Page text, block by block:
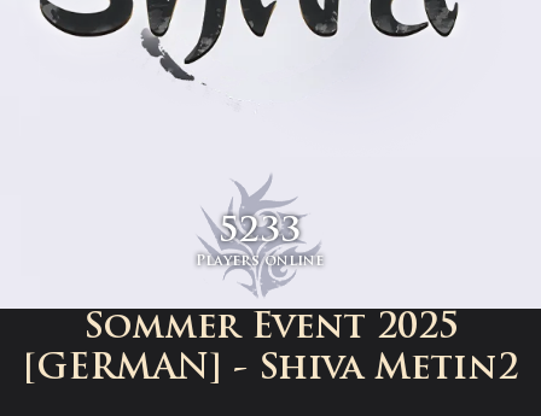
5233
Players online
Sommer Event 2025
[GERMAN] - Shiva Metin2